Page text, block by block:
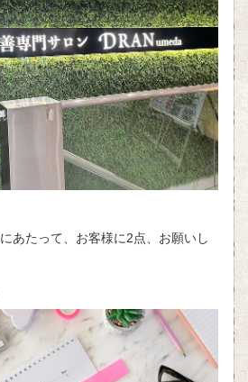
あたって、お客様に2点、お願いし